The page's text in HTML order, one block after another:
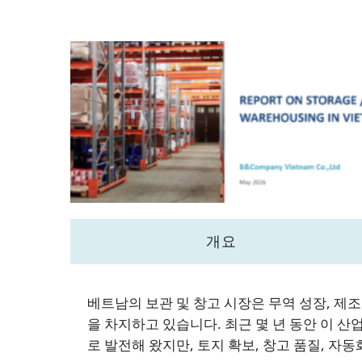
개요
베트남의 보관 및 창고 시장은 무역 성장, 제
을 차지하고 있습니다. 최근 몇 년 동안 이 산
로 발전해 왔지만, 토지 확보, 창고 품질, 자